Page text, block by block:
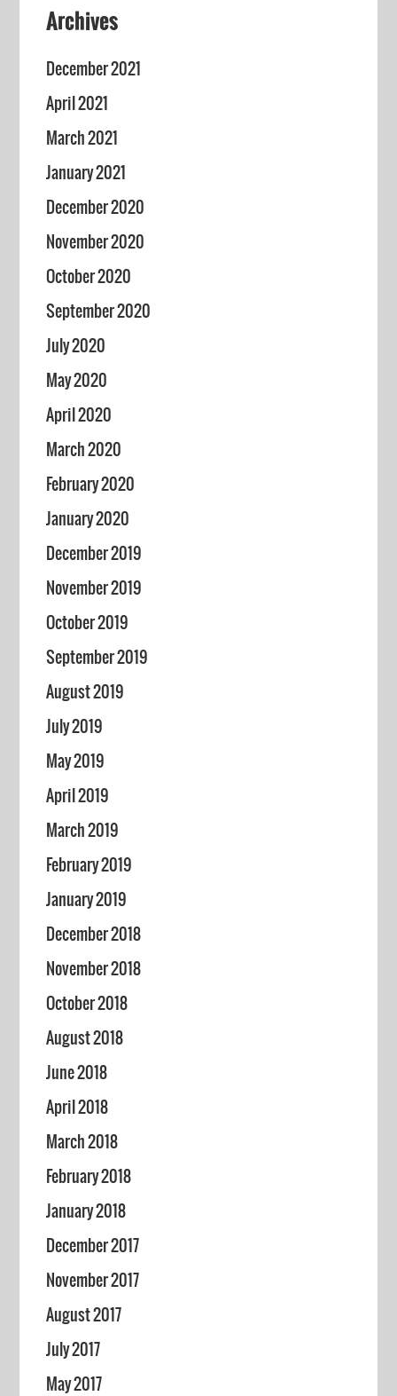
Archives
December 2021
April 2021
March 2021
January 2021
December 2020
November 2020
October 2020
September 2020
July 2020
May 2020
April 2020
March 2020
February 2020
January 2020
December 2019
November 2019
October 2019
September 2019
August 2019
July 2019
May 2019
April 2019
March 2019
February 2019
January 2019
December 2018
November 2018
October 2018
August 2018
June 2018
April 2018
March 2018
February 2018
January 2018
December 2017
November 2017
August 2017
July 2017
May 2017